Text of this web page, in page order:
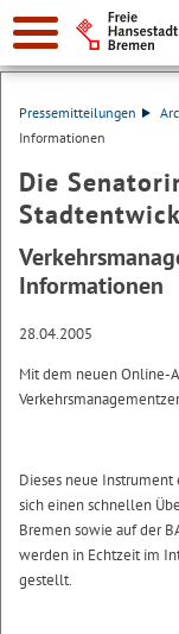
Suche:
Pressemitteilungen
Informationen
Die
Informationen
28.04.2005
Mit dem neuen Online-
Dieses neue
sich einen schnellen
Bremen sowie auf der
werden in Echtzeit im
gestellt.